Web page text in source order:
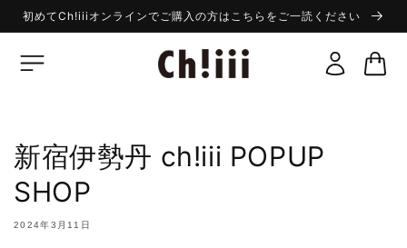
ンツに
進む
初めてCh!iiiオンラインでご購入の方はこちらをご一読ください
ロ
グ
イ
ー
新宿伊勢丹 ch!iii POPUP
SHOP
2024年3月11日